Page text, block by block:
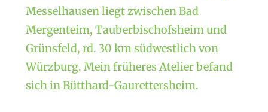
Messelhausen liegt zwischen Bad
Mergenteim, Tauberbischofsheim und
Grünsfeld, rd. 30 km südwestlich von
Würzburg. Mein früheres Atelier befand
sich in Bütthard-Gaurettersheim.